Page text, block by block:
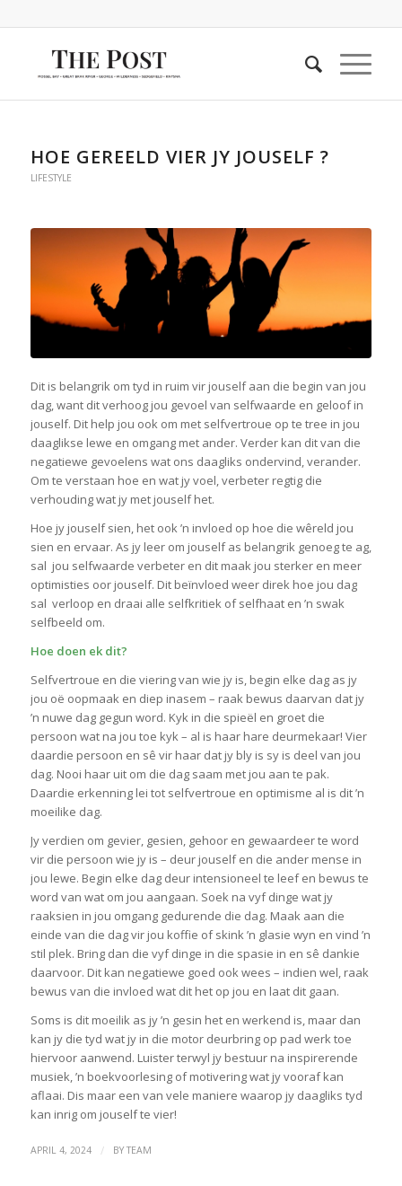
HOE GEREELD VIER JY JOUSELF ?
LIFESTYLE
Dit is belangrik om tyd in ruim vir jouself aan die begin van jou
dag, want dit verhoog jou gevoel van selfwaarde en geloof in
jouself. Dit help jou ook om met selfvertroue op te tree in jou
daaglikse lewe en omgang met ander. Verder kan dit van die
negatiewe gevoelens wat ons daagliks ondervind, verander.
Om te verstaan hoe en wat jy voel, verbeter regtig die
verhouding wat jy met jouself het.
Hoe jy jouself sien, het ook ’n invloed op hoe die wêreld jou
sien en ervaar. As jy leer om jouself as belangrik genoeg te ag,
sal jou selfwaarde verbeter en dit maak jou sterker en meer
optimisties oor jouself. Dit beïnvloed weer direk hoe jou dag
sal verloop en draai alle selfkritiek of selfhaat en ’n swak
selfbeeld om.
Hoe doen ek dit?
Selfvertroue en die viering van wie jy is, begin elke dag as jy
jou oë oopmaak en diep inasem – raak bewus daarvan dat jy
’n nuwe dag gegun word. Kyk in die spieël en groet die
persoon wat na jou toe kyk – al is haar hare deurmekaar! Vier
daardie persoon en sê vir haar dat jy bly is sy is deel van jou
dag. Nooi haar uit om die dag saam met jou aan te pak.
Daardie erkenning lei tot selfvertroue en optimisme al is dit ’n
moeilike dag.
Jy verdien om gevier, gesien, gehoor en gewaardeer te word
vir die persoon wie jy is – deur jouself en die ander mense in
jou lewe. Begin elke dag deur intensioneel te leef en bewus te
word van wat om jou aangaan. Soek na vyf dinge wat jy
raaksien in jou omgang gedurende die dag. Maak aan die
einde van die dag vir jou koffie of skink ’n glasie wyn en vind ’n
stil plek. Bring dan die vyf dinge in die spasie in en sê dankie
daarvoor. Dit kan negatiewe goed ook wees – indien wel, raak
bewus van die invloed wat dit het op jou en laat dit gaan.
Soms is dit moeilik as jy ’n gesin het en werkend is, maar dan
kan jy die tyd wat jy in die motor deurbring op pad werk toe
hiervoor aanwend. Luister terwyl jy bestuur na inspirerende
musiek, ’n boekvoorlesing of motivering wat jy vooraf kan
aflaai. Dis maar een van vele maniere waarop jy daagliks tyd
kan inrig om jouself te vier!
APRIL 4, 2024 / BYTEAM